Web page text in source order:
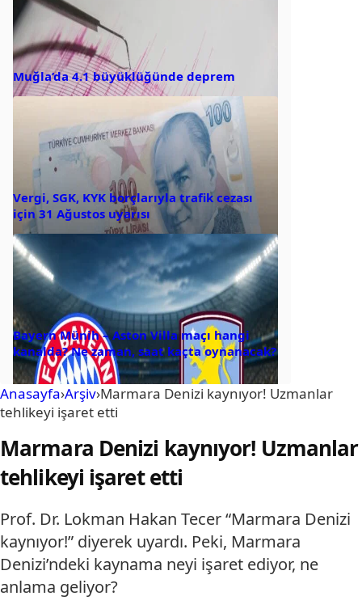
Muğla’da 4.1 büyüklüğünde deprem
Vergi, SGK, KYK borçlarıyla trafik cezası
için 31 Ağustos uyarısı
Bayern Münih – Aston Villa maçı hangi
kanalda? Ne zaman, saat kaçta oynanacak?
Anasayfa›Arşiv›Marmara Denizi kaynıyor! Uzmanlar
tehlikeyi işaret etti
Marmara Denizi kaynıyor! Uzmanlar
tehlikeyi işaret etti
Prof. Dr. Lokman Hakan Tecer “Marmara Denizi
kaynıyor!” diyerek uyardı. Peki, Marmara
Denizi’ndeki kaynama neyi işaret ediyor, ne
anlama geliyor?